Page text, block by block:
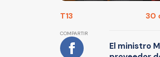
T13 30
COMPARTIR
El ministro